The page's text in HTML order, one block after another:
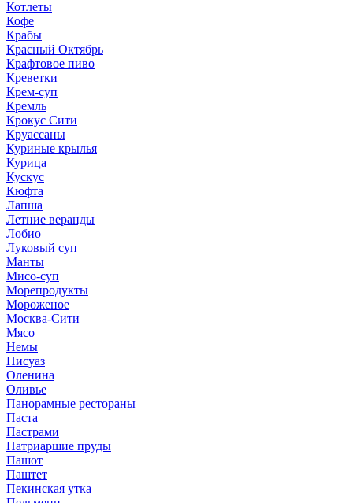
Котлеты
Кофе
Крабы
Красный Октябрь
Крафтовое пиво
Креветки
Крем-суп
Кремль
Крокус Сити
Круассаны
Куриные крылья
Курица
Кускус
Кюфта
Лапша
Летние веранды
Лобио
Луковый суп
Манты
Мисо-суп
Морепродукты
Мороженое
Москва-Сити
Мясо
Немы
Нисуаз
Оленина
Оливье
Панорамные рестораны
Паста
Пастрами
Патриаршие пруды
Пашот
Паштет
Пекинская утка